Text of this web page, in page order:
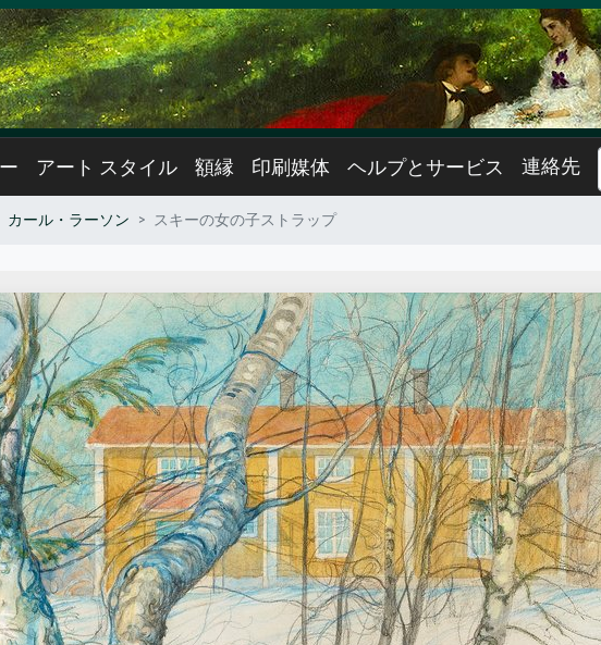
アート スタイル 額縁 印刷媒体 ヘルプとサービス 連絡先
カール・ラーソン スキーの女の子ストラップ